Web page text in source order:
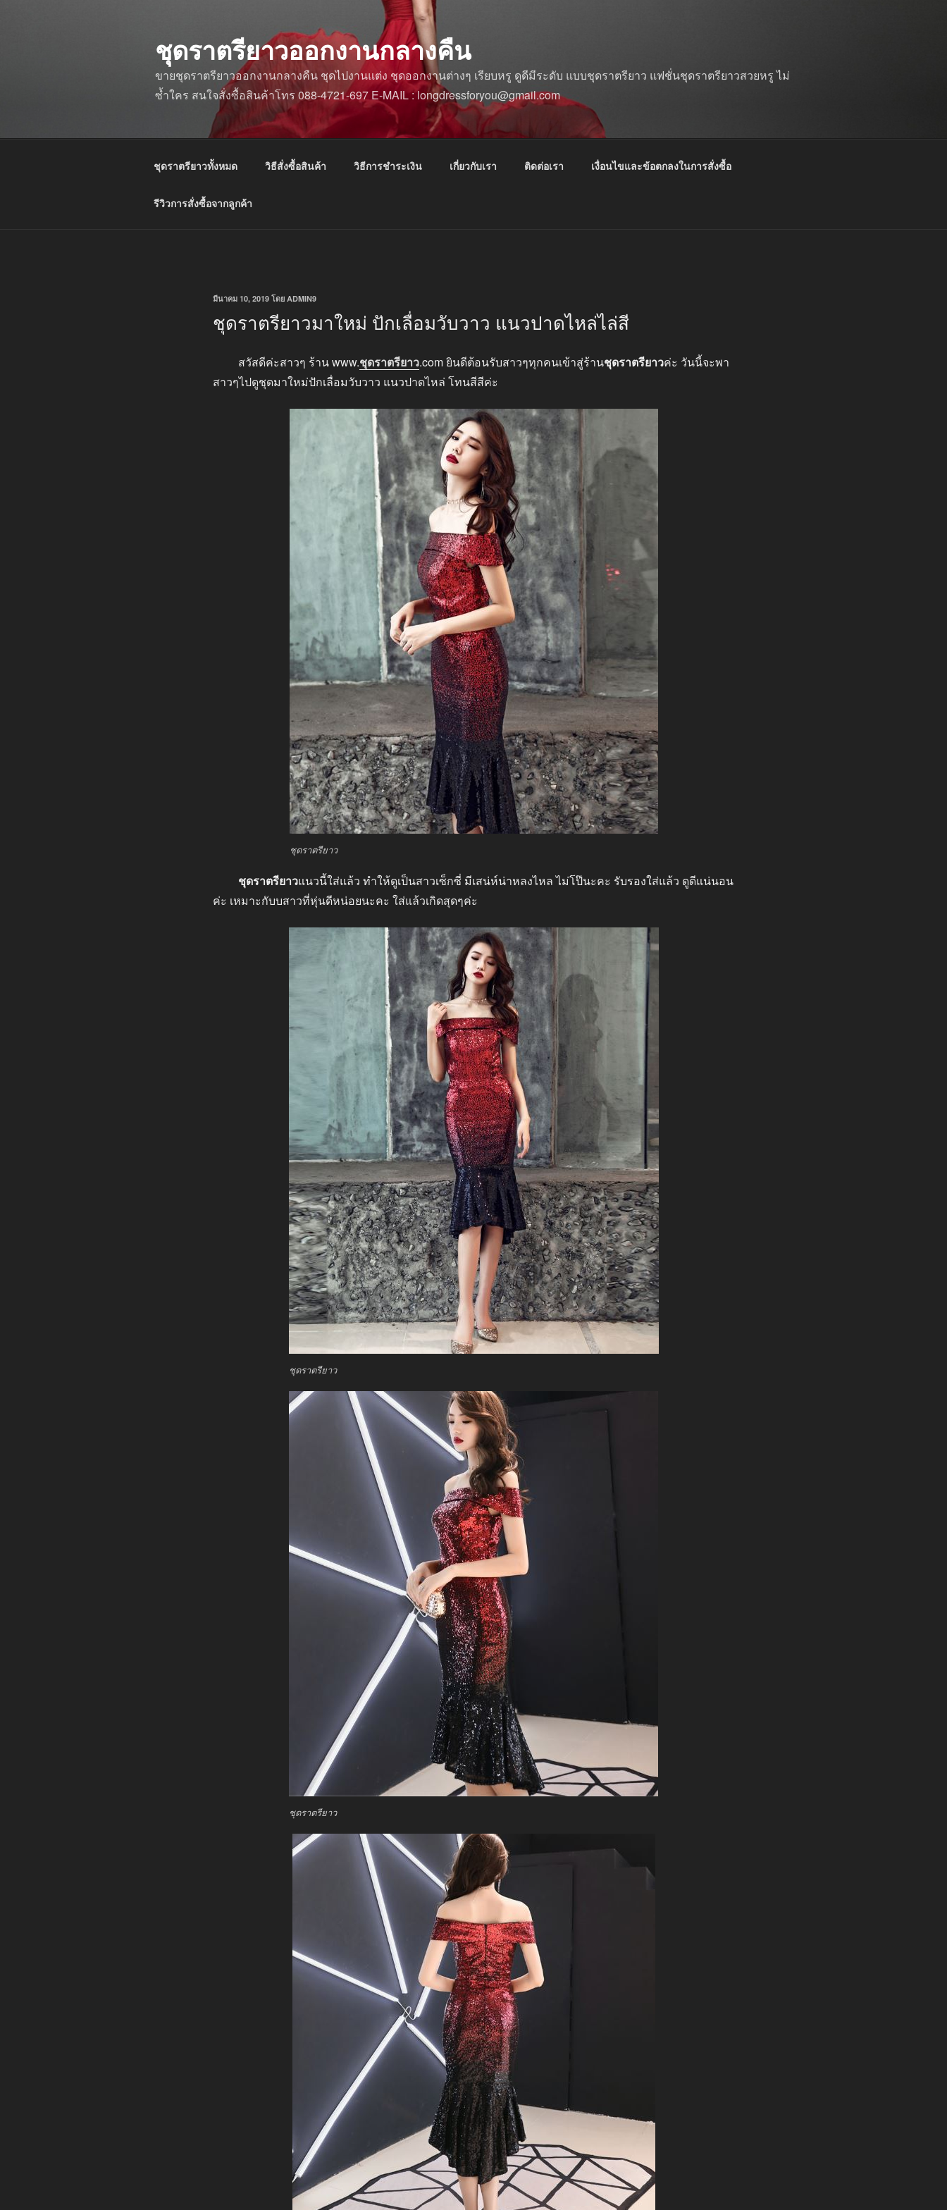
ชุดราตรียาวออกงานกลางคืน
ขายชุดราตรียาวออกงานกลางคืน ชุดไปงานแต่ง ชุดออกงานต่างๆ เรียบหรู ดูดีมีระดับ แบบชุดราตรียาว แฟชั่นชุดราตรียาวสวยหรู ไม่
ซ้ำใคร สนใจสั่งซื้อสินค้าโทร 088-4721-697 E-MAIL : longdressforyou@gmail.com
ชุดราตรียาวทั้งหมด วิธีสั่งซื้อสินค้า วิธีการชำระเงิน เกี่ยวกับเรา ติดต่อเรา เงื่อนไขและข้อตกลงในการสั่งซื้อ
รีวิวการสั่งซื้อจากลูกค้า
เขียน
ที่
มีนาคม 10, 2019 โดย ADMIN9
ชุดราตรียาวมาใหม่ ปักเลื่อมวับวาว แนวปาดไหล่ไล่สี
สวัสดีค่ะสาวๆ ร้าน www.ชุดราตรียาว.com ยินดีต้อนรับสาวๆทุกคนเข้าสู่ร้านชุดราตรียาวค่ะ วันนี้จะพา
สาวๆไปดูชุดมาใหม่ปักเลื่อมวับวาว แนวปาดไหล่ โทนสีสีค่ะ
ชุดราตรียาว
ชุดราตรียาวแนวนี้ใส่แล้ว ทำให้ดูเป็นสาวเซ็กซี่ มีเสน่ห์น่าหลงไหล ไม่โป๊นะคะ รับรองใส่แล้ว ดูดีแน่นอน
ค่ะ เหมาะกับบสาวที่หุ่นดีหน่อยนะคะ ใส่แล้วเกิดสุดๆค่ะ
ชุดราตรียาว
ชุดราตรียาว